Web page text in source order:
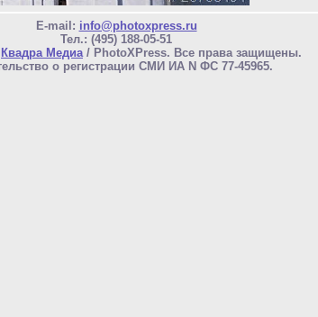
E-mail: info@photoxpress.ru
Тел.: (495) 188-05-51
Квадра Медиа/ PhotoXPress. Все права защищены.
о регистрации СМИ ИА N ФС 77-45965.